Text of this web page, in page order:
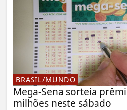
BRASIL/MUNDO
Mega-Sena sorteia
milhões neste sábado